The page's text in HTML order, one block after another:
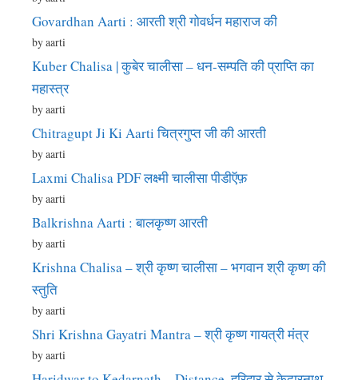
Govardhan Aarti : आरती श्री गोवर्धन महाराज की
by aarti
Kuber Chalisa | कुबेर चालीसा – धन-सम्पति की प्राप्ति का
महास्त्र
by aarti
Chitragupt Ji Ki Aarti चित्रगुप्त जी की आरती
by aarti
Laxmi Chalisa PDF लक्ष्मी चालीसा पीडीऍफ़
by aarti
Balkrishna Aarti : बालकृष्ण आरती
by aarti
Krishna Chalisa – श्री कृष्ण चालीसा – भगवान श्री कृष्ण की
स्तुति
by aarti
Shri Krishna Gayatri Mantra – श्री कृष्ण गायत्री मंत्र
by aarti